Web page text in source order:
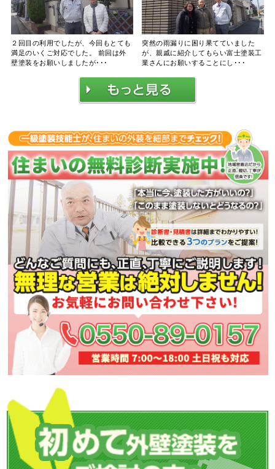
２回目の利用でしたが、今回もとても
満足のいくご対応でした。 前回は外
壁塗装をお願いしましたが･･･
突然の雨漏りに困り果てていました
が、親戚に紹介してもらい富士塗装工
業さんにお願いすることにし･･･